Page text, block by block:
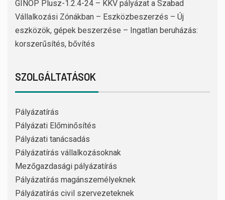
GINOP Plusz-1.2.4-24 – KKV pályázat a Szabad
Vállalkozási Zónákban – Eszközbeszerzés – Új
eszközök, gépek beszerzése – Ingatlan beruházás:
korszerűsítés, bővítés
SZOLGÁLTATÁSOK
Pályázatírás
Pályázati Előminősítés
Pályázati tanácsadás
Pályázatírás vállalkozásoknak
Mezőgazdasági pályázatírás
Pályázatírás magánszemélyeknek
Pályázatírás civil szervezeteknek